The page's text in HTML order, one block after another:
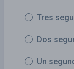
Tres
Dos
Un